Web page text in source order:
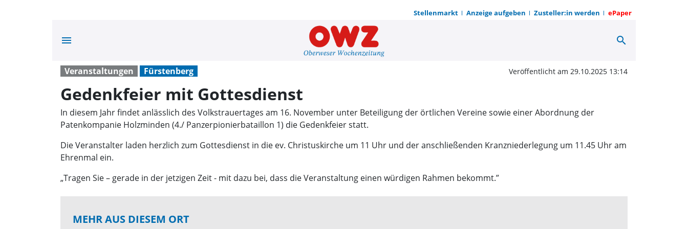
Stellenmarkt Anzeige aufgeben Zusteller:in werden ePaper
menu Gedenkfeier mit Gottesdienst |
search
Veranstaltungen Fürstenberg Veröffentlicht am 29.10.2025 13:14
Gedenkfeier mit Gottesdienst
In diesem Jahr findet anlässlich des Volkstrauertages am 16. November unter Beteiligung der örtlichen Vereine sowie einer Abordnung der
Patenkompanie Holzminden (4./ Panzerpionierbataillon 1) die Gedenkfeier statt.
Die Veranstalter laden herzlich zum Gottesdienst in die ev. Christuskirche um 11 Uhr und der anschließenden Kranzniederlegung um 11.45 Uhr am
Ehrenmal ein.
„Tragen Sie – gerade in der jetzigen Zeit - mit dazu bei, dass die Veranstaltung einen würdigen Rahmen bekommt.”
MEHR AUS DIESEM ORT